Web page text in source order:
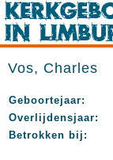
Vos, Charles
Geboortejaar:
Overlijdensjaar:
Betrokken bij: